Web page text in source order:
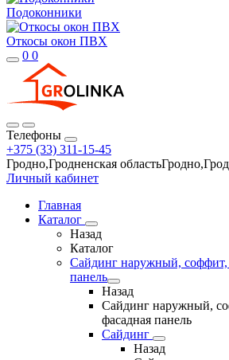
Подоконники
Откосы окон ПВХ
0 0
Телефоны
+375 (33) 311-15-45
Гродно,Гродненская
Личный кабинет
Главная
Каталог
Назад
Каталог
Сайдинг наружный, соффит,
панель
Назад
Сайдинг наружный,
фасадная панель
Сайдинг
Назад